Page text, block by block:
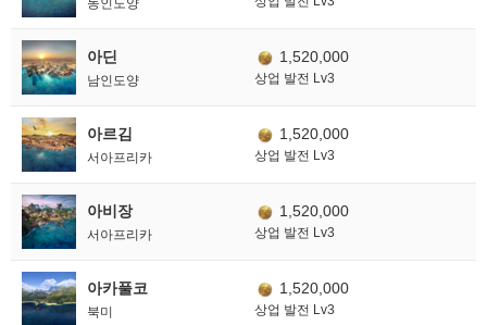
아딘
남인도양
1,520,000
상업 발전 Lv3
아르김
서아프리카
1,520,000
상업 발전 Lv3
아비장
서아프리카
1,520,000
상업 발전 Lv3
아카풀코
북미
1,520,000
상업 발전 Lv3